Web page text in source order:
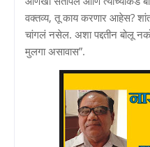
वक्तव्य, तू काय करणार आहेस? शांत
चांगलं नसेल. अशा पद्दतीन बोलू
मुलगा असावास”.